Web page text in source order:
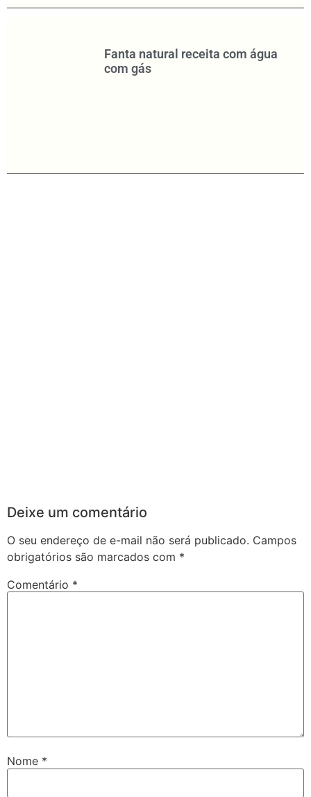
Fanta natural receita com água
com gás
Deixe um comentário
O seu endereço de e-mail não será publicado. Campos
obrigatórios são marcados com *
Comentário *
Nome *